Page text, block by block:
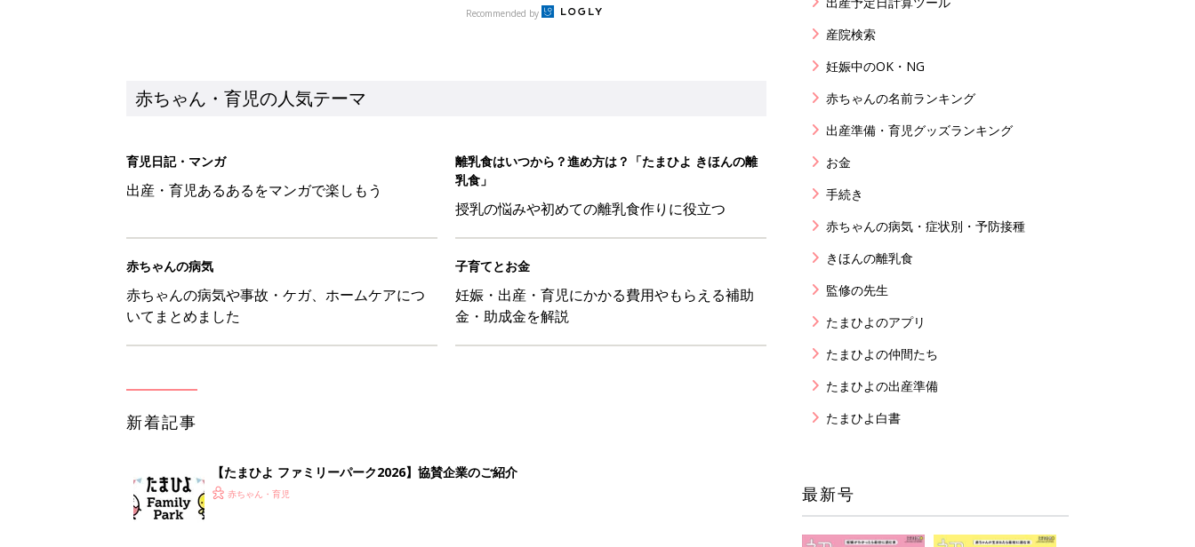
Recommended by
赤ちゃん・育児の人気テーマ
育児日記・マンガ
出産・育児あるあるをマンガで楽しもう
離乳食はいつから？進め方は？「たまひよ きほんの離
乳食」
授乳の悩みや初めての離乳食作りに役立つ
赤ちゃんの病気
赤ちゃんの病気や事故・ケガ、ホームケアにつ
いてまとめました
子育てとお金
妊娠・出産・育児にかかる費用やもらえる補助
金・助成金を解説
新着記事
【たまひよ ファミリーパーク2026】協賛企業のご紹介
赤ちゃん・育児
産院検索
妊娠中のOK・NG
赤ちゃんの名前ランキング
出産準備・育児グッズランキング
お金
手続き
赤ちゃんの病気・症状別・予防接種
きほんの離乳食
監修の先生
たまひよのアプリ
たまひよの仲間たち
たまひよの出産準備
たまひよ白書
最新号